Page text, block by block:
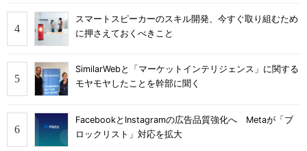
スマートスピーカーのスキル開発、今すぐ取り組むため
に押さえておくべきこと
SimilarWebと「マーケットインテリジェンス」に関する
モヤモヤしたことを幹部に聞く
FacebookとInstagramの広告品質強化へ Metaが「ブ
ロックリスト」対応を拡大